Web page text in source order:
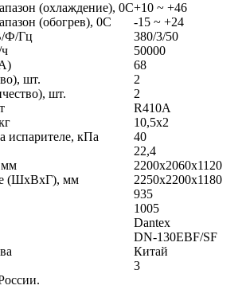
(охлаждение), 0С+10 ~ +46
(обогрев), 0С
-15 ~ +24
Ф/Гц
380/3/50
50000
68
шт.
2
шт.
2
R410A
10,5х2
испарителе, кПа
40
22,4
2200х2060х1120
(ШxВxГ), мм
2250х2200х1180
935
1005
Dantex
DN-130EBF/SF
Китай
3